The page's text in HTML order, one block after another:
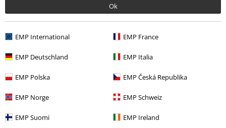
Ok
EMP International EMP France
EMP Deutschland EMP Italia
EMP Polska EMP Česká Republika
EMP Norge EMP Schweiz
EMP Suomi EMP Ireland
32% DTO
Desde
Más categorías. Más opciones